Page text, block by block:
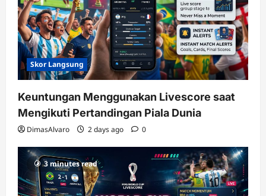
Skor Langsung
Keuntungan Menggunakan Livescore saat
Mengikuti Pertandingan Piala Dunia
DimasAlvaro 2 days ago 0
3 minutes read